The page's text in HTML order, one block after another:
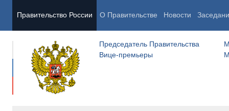
Правительство России О Правительстве Новости
Председатель Правительства
Вице-премьеры